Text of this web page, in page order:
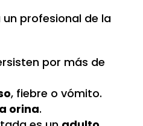
profesional de la
por más de
, fiebre o vómito.
orina.